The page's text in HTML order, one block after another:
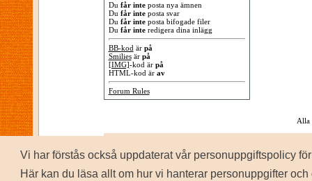
Vi har förstås också uppdaterat vår personuppgiftspolicy
Här kan du läsa allt om hur vi hanterar personuppgifter och
Du får inteposta nya ämnen
Du får inteposta svar
Du får inteposta bifogade filer
Du får interedigera dina inlägg
BB-kod är på
Smiliesär på
[IMG]-kod är på
HTML-kod är av
Forum Rules
Alla